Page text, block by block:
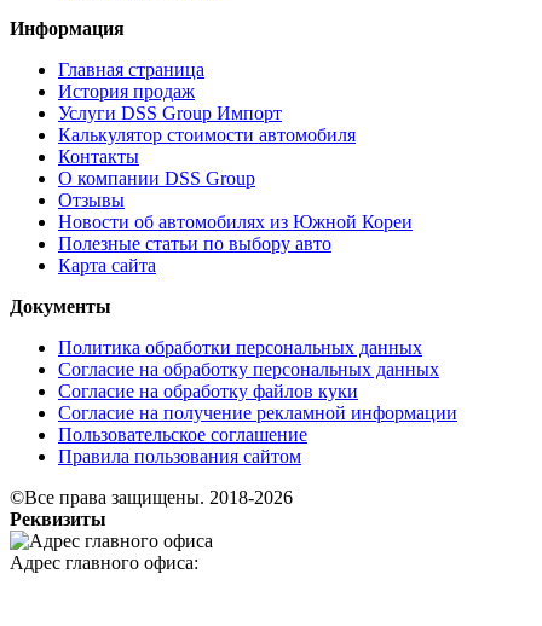
Информация
Главная страница
История продаж
Услуги DSS Group Импорт
Калькулятор стоимости автомобиля
Контакты
О компании DSS Group
Отзывы
Новости об автомобилях из Южной Кореи
Полезные статьи по выбору авто
Карта сайта
Документы
Политика обработки персональных данных
Согласие на обработку персональных данных
Согласие на обработку файлов куки
Согласие на получение рекламной информации
Пользовательское соглашение
Правила пользования сайтом
©Все права защищены. 2018-2026
Реквизиты
Адрес главного офиса: